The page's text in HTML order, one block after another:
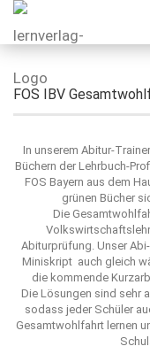
FOS IBV
In unserem Abitur-
Büchern der Lehrbuch-
FOS Bayern aus dem
grünen Bücher
Die
Abiturprüfung. Unser
Miniskript auch gleich
die kommende
Die Lösungen sind sehr
sodass jeder Schüler
Gesamtwohlfahrt lernen